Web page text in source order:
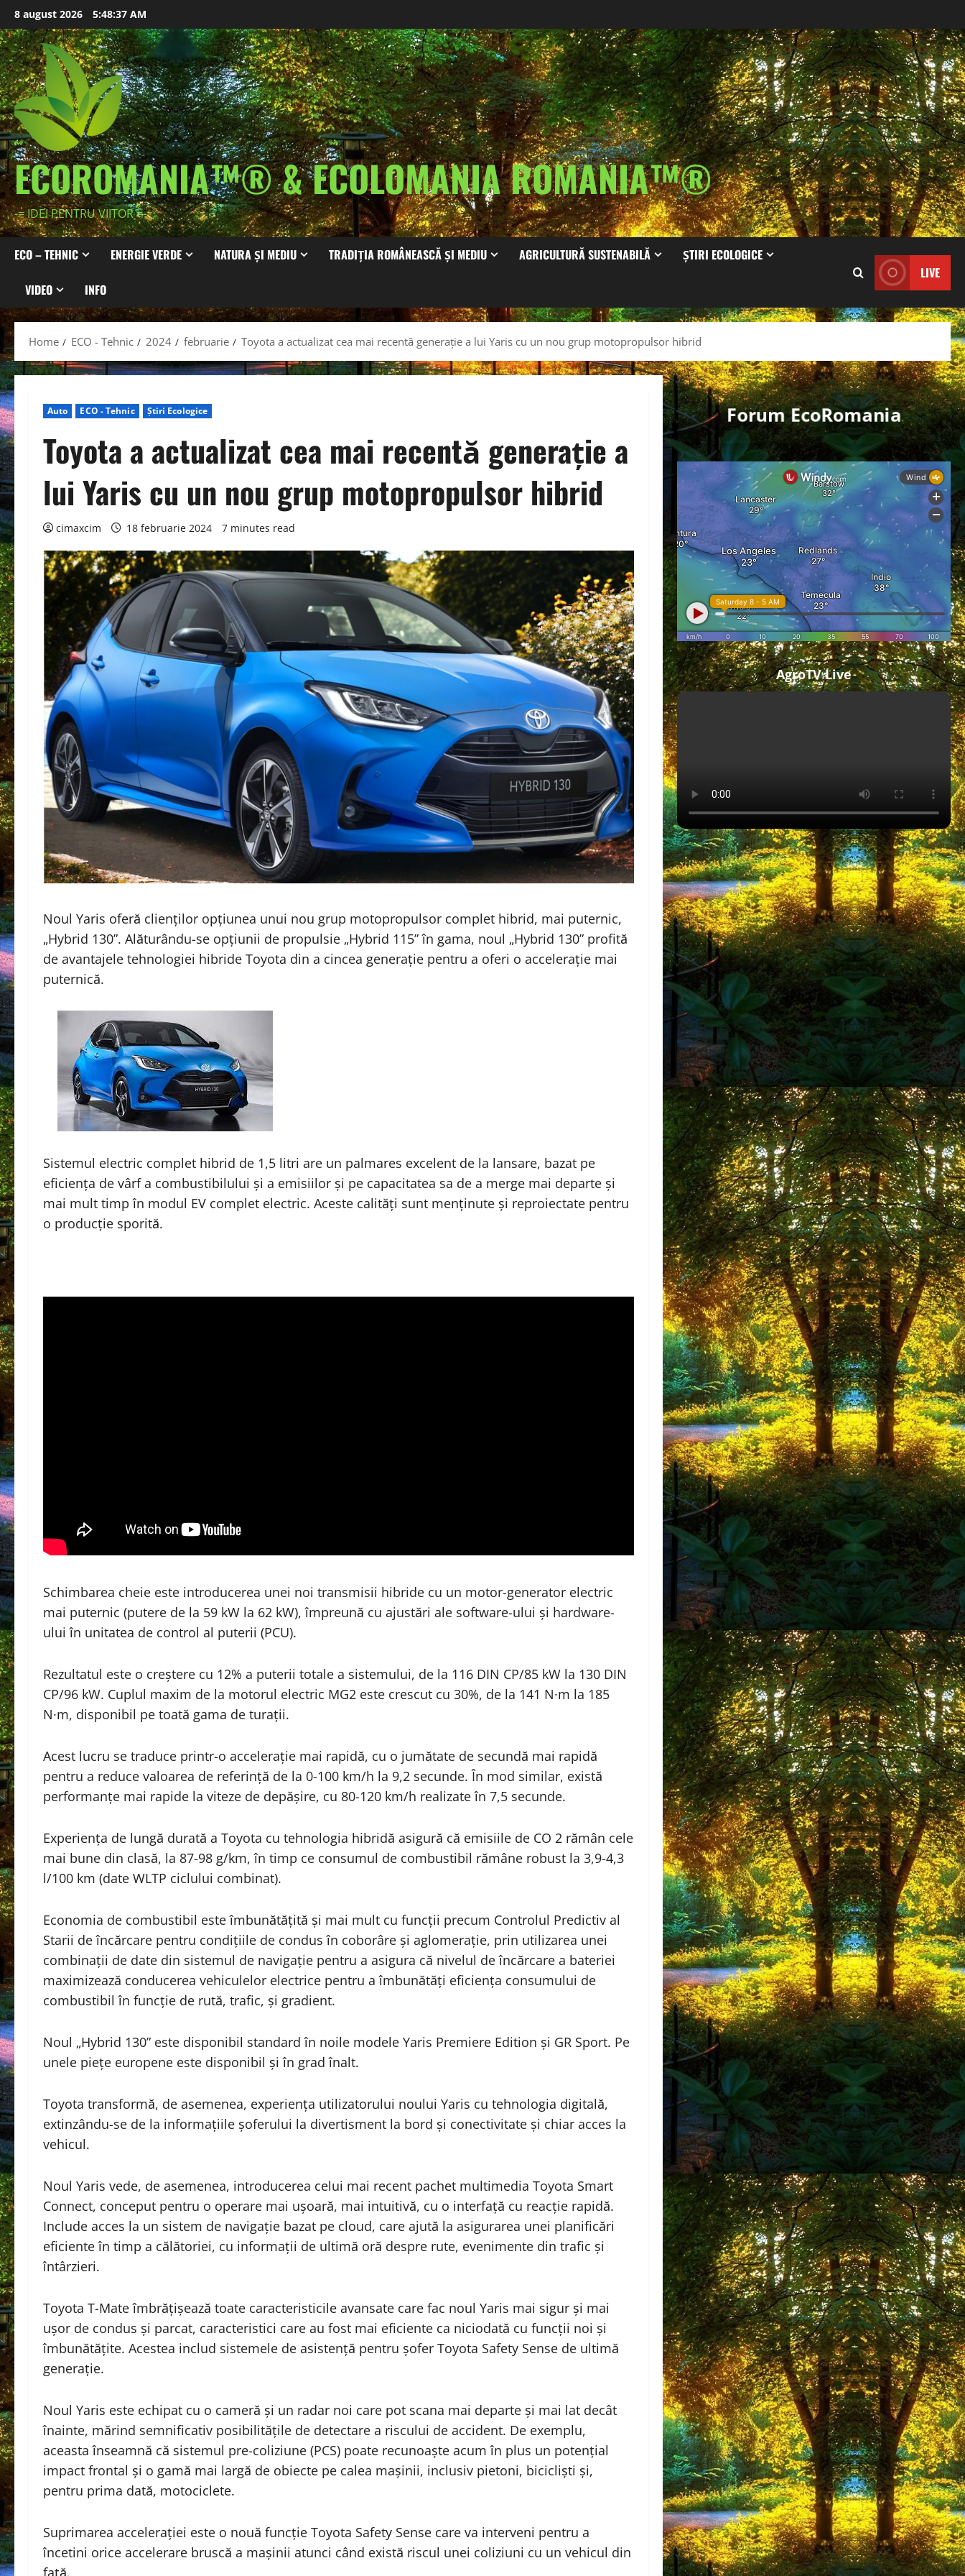
Skip
to
content
8 august 2026 5:48:39 AM
ECOROMANIA™® & ECOLOMANIA ROMANIA™®
-= IDEI PENTRU VIITOR =-
ECO – TEHNIC ENERGIE VERDE NATURA ȘI MEDIU TRADIȚIA ROMÂNEASCĂ ȘI MEDIU AGRICULTURĂ SUSTENABILĂ ȘTIRI ECOLOGICE
VIDEO INFO
LIVE
Home ECO - Tehnic 2024 februarie Toyota a actualizat cea mai recentă generație a lui Yaris cu un nou grup motopropulsor hibrid
Auto ECO - Tehnic Știri Ecologice
Toyota a actualizat cea mai recentă generație a
lui Yaris cu un nou grup motopropulsor hibrid
cimaxcim 18 februarie 2024 7 minutes read
Noul Yaris oferă clienților opțiunea unui nou grup motopropulsor complet hibrid, mai puternic,
„Hybrid 130”. Alăturându-se opțiunii de propulsie „Hybrid 115” în gama, noul „Hybrid 130” profită
de avantajele tehnologiei hibride Toyota din a cincea generație pentru a oferi o accelerație mai
puternică.
Sistemul electric complet hibrid de 1,5 litri are un palmares excelent de la lansare, bazat pe
eficiența de vârf a combustibilului și a emisiilor și pe capacitatea sa de a merge mai departe și
mai mult timp în modul EV complet electric. Aceste calități sunt menținute și reproiectate pentru
o producție sporită.
Schimbarea cheie este introducerea unei noi transmisii hibride cu un motor-generator electric
mai puternic (putere de la 59 kW la 62 kW), împreună cu ajustări ale software-ului și hardware-
ului în unitatea de control al puterii (PCU).
Rezultatul este o creștere cu 12% a puterii totale a sistemului, de la 116 DIN CP/85 kW la 130 DIN
CP/96 kW. Cuplul maxim de la motorul electric MG2 este crescut cu 30%, de la 141 N·m la 185
N·m, disponibil pe toată gama de turații.
Acest lucru se traduce printr-o accelerație mai rapidă, cu o jumătate de secundă mai rapidă
pentru a reduce valoarea de referință de la 0-100 km/h la 9,2 secunde. În mod similar, există
performanțe mai rapide la viteze de depășire, cu 80-120 km/h realizate în 7,5 secunde.
Experiența de lungă durată a Toyota cu tehnologia hibridă asigură că emisiile de CO 2 rămân cele
mai bune din clasă, la 87-98 g/km, în timp ce consumul de combustibil rămâne robust la 3,9-4,3
l/100 km (date WLTP ciclului combinat).
Economia de combustibil este îmbunătățită și mai mult cu funcții precum Controlul Predictiv al
Starii de încărcare pentru condițiile de condus în coborâre și aglomerație, prin utilizarea unei
combinații de date din sistemul de navigație pentru a asigura că nivelul de încărcare a bateriei
maximizează conducerea vehiculelor electrice pentru a îmbunătăți eficiența consumului de
combustibil în funcție de rută, trafic, și gradient.
Noul „Hybrid 130” este disponibil standard în noile modele Yaris Premiere Edition și GR Sport. Pe
unele piețe europene este disponibil și în grad înalt.
Toyota transformă, de asemenea, experiența utilizatorului noului Yaris cu tehnologia digitală,
extinzându-se de la informațiile șoferului la divertisment la bord și conectivitate și chiar acces la
vehicul.
Noul Yaris vede, de asemenea, introducerea celui mai recent pachet multimedia Toyota Smart
Connect, conceput pentru o operare mai ușoară, mai intuitivă, cu o interfață cu reacție rapidă.
Include acces la un sistem de navigație bazat pe cloud, care ajută la asigurarea unei planificări
eficiente în timp a călătoriei, cu informații de ultimă oră despre rute, evenimente din trafic și
întârzieri.
Toyota T-Mate îmbrățișează toate caracteristicile avansate care fac noul Yaris mai sigur și mai
ușor de condus și parcat, caracteristici care au fost mai eficiente ca niciodată cu funcții noi și
îmbunătățite. Acestea includ sistemele de asistență pentru șofer Toyota Safety Sense de ultimă
generație.
Noul Yaris este echipat cu o cameră și un radar noi care pot scana mai departe și mai lat decât
înainte, mărind semnificativ posibilitățile de detectare a riscului de accident. De exemplu,
aceasta înseamnă că sistemul pre-coliziune (PCS) poate recunoaște acum în plus un potențial
impact frontal și o gamă mai largă de obiecte pe calea mașinii, inclusiv pietoni, bicicliști și,
pentru prima dată, motociclete.
Suprimarea accelerației este o nouă funcție Toyota Safety Sense care va interveni pentru a
încetini orice accelerare bruscă a mașinii atunci când există riscul unei coliziuni cu un vehicul din
față.
Forum EcoRomania
AgroTV Live